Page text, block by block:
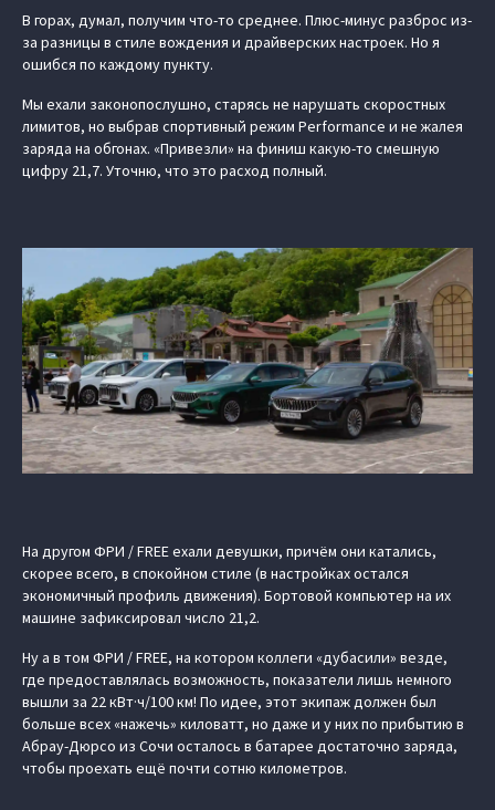
В горах, думал, получим что-то среднее. Плюс-минус разброс из-
за разницы в стиле вождения и драйверских настроек. Но я
ошибся по каждому пункту.
Мы ехали законопослушно, старясь не нарушать скоростных
лимитов, но выбрав спортивный режим Performance и не жалея
заряда на обгонах. «Привезли» на финиш какую-то смешную
цифру 21,7. Уточню, что это расход полный.
На другом ФРИ / FREE ехали девушки, причём они катались,
скорее всего, в спокойном стиле (в настройках остался
экономичный профиль движения). Бортовой компьютер на их
машине зафиксировал число 21,2.
Ну а в том ФРИ / FREE, на котором коллеги «дубасили» везде,
где предоставлялась возможность, показатели лишь немного
вышли за 22 кВт·ч/100 км! По идее, этот экипаж должен был
больше всех «нажечь» киловатт, но даже и у них по прибытию в
Абрау-Дюрсо из Сочи осталось в батарее достаточно заряда,
чтобы проехать ещё почти сотню километров.